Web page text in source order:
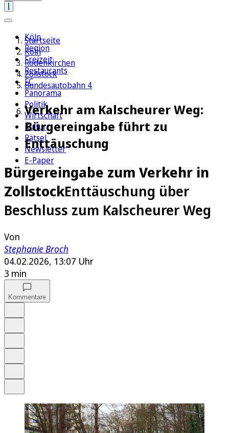
Köln
Region
Freizeit
Restaurants
FC
Panorama
Politik
Wirtschaft
Kultur
Rätsel
Newsletter
E-Paper
Startseite
Köln
Rodenkirchen
Zollstock
Bundesautobahn 4
Verkehr am Kalscheurer Weg:
Bürgereingabe führt zu
Enttäuschung
Bürgereingabe zum Verkehr in
ZollstockEnttäuschung über
Beschluss zum Kalscheurer Weg
Von
Stephanie Broch
04.02.2026, 13:07 Uhr
3 min
Kommentare